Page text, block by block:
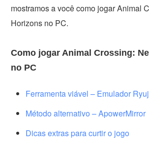
mostramos a você como jogar Animal
Horizons no PC.
Como jogar Animal Crossing:
no PC
Ferramenta viável – Emulador
Método alternativo – ApowerMirror
Dicas extras para curtir o jogo